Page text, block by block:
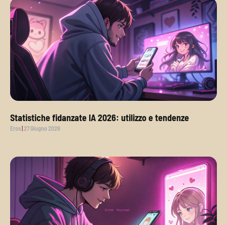
Statistiche fidanzate IA 2026: utilizzo e tendenze
Eros 27 Giugno 2026